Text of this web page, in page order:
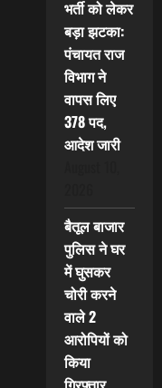
भर्ती को लेकर
बड़ा झटका:
पंचायत राज
विभाग ने
वापस लिए
378 पद,
आदेश जारी
बैतूल बाजार
पुलिस ने घर
में घुसकर
चोरी करने
वाले 2
आरोपियों को
किया